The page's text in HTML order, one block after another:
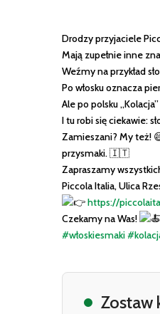
Drodzy przyjaciele
Mają zupełnie inne
Weźmy na przykład
Po włosku oznacza
Ale po polsku
I tu robi się ciekawie:
Zamieszani? My też!
przysmaki. 🇮🇹
Zapraszamy
Piccola Italia, Ulica
https://
Czekamy na Was!
#włoskiesmaki
Zostaw